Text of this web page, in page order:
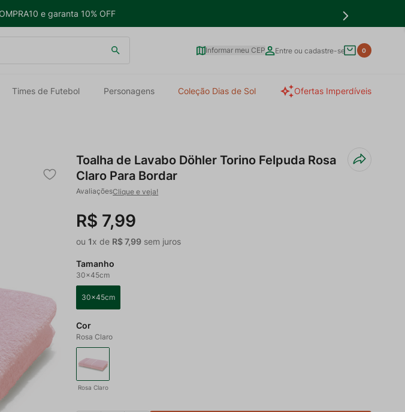
e garanta 10% OFF
Informar meu CEP Entre ou cadastre-se 0
Times de Futebol Personagens Coleção Dias de Sol Ofertas Imperdíveis
Toalha de Lavabo Döhler Torino Felpuda Rosa
Claro Para Bordar
Clique e veja!
R$ 7,99
ou1x de R$7,99 sem juros
Tamanho
30x45cm
30x45cm
Cor
Rosa Claro
Rosa Claro